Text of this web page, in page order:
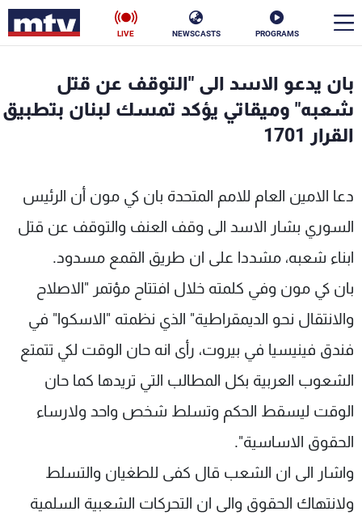
PROGRAMS
NEWSCASTS
LIVE
بان يدعو الاسد الى "التوقف عن قتل
شعبه" وميقاتي يؤكد تمسك لبنان بتطبيق
القرار 1701
دعا الامين العام للامم المتحدة بان كي مون أن الرئيس
السوري بشار الاسد الى وقف العنف والتوقف عن قتل
ابناء شعبه، مشددا على ان طريق القمع مسدود.
بان كي مون وفي كلمته خلال افتتاح مؤتمر "الاصلاح
والانتقال نحو الديمقراطية" الذي نظمته "الاسكوا" في
فندق فينيسيا في بيروت، رأى انه حان الوقت لكي تتمتع
الشعوب العربية بكل المطالب التي تريدها كما حان
الوقت ليسقط الحكم وتسلط شخص واحد ولارساء
الحقوق الاساسية".
واشار الى ان الشعب قال كفى للطغيان والتسلط
ولانتهاك الحقوق والى ان التحركات الشعبية السلمية
الأخبار
سياسة
منوعات رياضة
كأس العالم
جدول البرامج
شاهد البرامج
الترددات
الإنـتـاج
تواصل معنا
سياسة الخصوصية